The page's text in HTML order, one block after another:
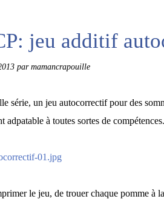
jeu additif
par mamancrapouille
série, un jeu autocorrectif pour des
adpatable à toutes sortes de compétences.
le jeu, de trouer chaque pomme à